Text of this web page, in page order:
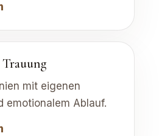
mit eigenen
emotionalem Ablauf.